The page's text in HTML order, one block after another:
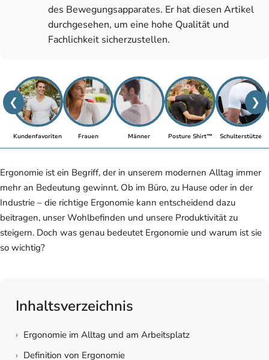
des Bewegungsapparates. Er hat diesen Artikel
durchgesehen, um eine hohe Qualität und
Fachlichkeit sicherzustellen.
❮ ❯
Kundenfavoriten Frauen Männer Posture Shirt™ Schulterstütze
Ergonomie ist ein Begriff, der in unserem modernen Alltag immer
mehr an Bedeutung gewinnt. Ob im Büro, zu Hause oder in der
Industrie – die richtige Ergonomie kann entscheidend dazu
beitragen, unser Wohlbefinden und unsere Produktivität zu
steigern. Doch was genau bedeutet Ergonomie und warum ist sie
so wichtig?
Inhaltsverzeichnis
› Ergonomie im Alltag und am Arbeitsplatz
› Definition von Ergonomie